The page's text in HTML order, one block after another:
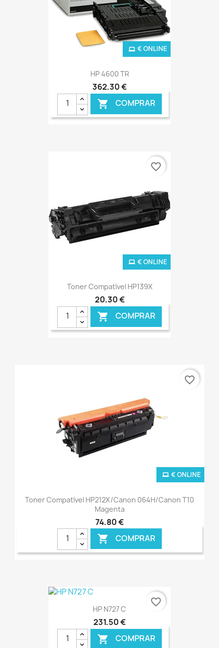
HP 4600 TR
362,30 €
 COMPRAR
€ ONLINE
Toner Compatível HP139X
20,30 €
 COMPRAR
€ ONLINE
favorite_border
Toner Compatível HP212X/Canon 064H/Canon T10
Magenta
74,80 €
 COMPRAR
€ ONLINE
favorite_border
HP N727 C
231,50 €
 COMPRAR
favorite_border